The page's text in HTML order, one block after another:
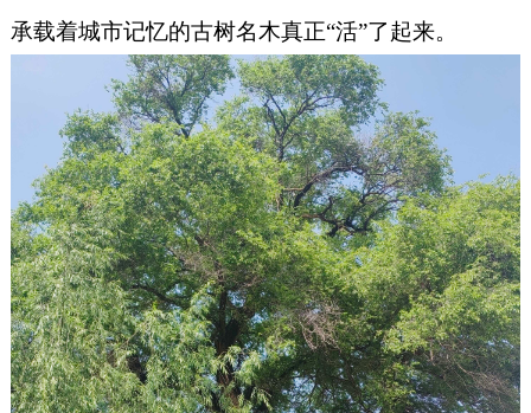
承载着城市记忆的古树名木真正“活”了起来。